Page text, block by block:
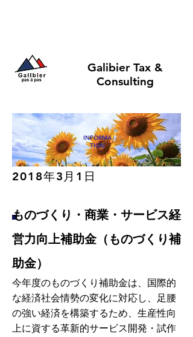
Galibier Tax &
Consulting
INFORMA
TION
2018年3月1日​
ものづくり・商業・サービス経
営力向上補助金（ものづくり補
助金）
今年度のものづくり補助金は、国際的
な経済社会情勢の変化に対応し、足腰
の強い経済を構築するため、生産性向
上に資する革新的サービス開発・試作